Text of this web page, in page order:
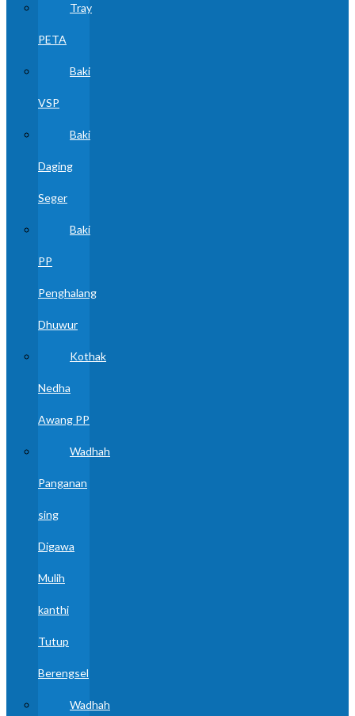
Tray
PETA
Baki
VSP
Baki
Daging
Seger
Baki
PP
Penghalang
Dhuwur
Kothak
Nedha
Awang PP
Wadhah
Panganan
sing
Digawa
Mulih
kanthi
Tutup
Berengsel
Wadhah